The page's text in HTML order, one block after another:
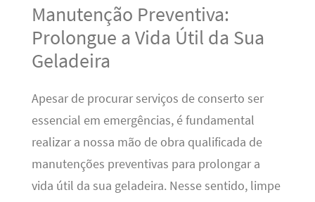
Manutenção Preventiva:
Prolongue a Vida Útil da Sua
Geladeira
Apesar de procurar serviços de conserto ser
essencial em emergências, é fundamental
realizar a nossa mão de obra qualificada de
manutenções preventivas para prolongar a
vida útil da sua geladeira. Nesse sentido, limpe